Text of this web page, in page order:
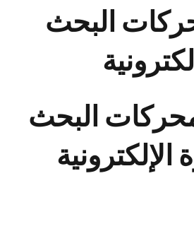
البحث
البحث
الإلكترونية